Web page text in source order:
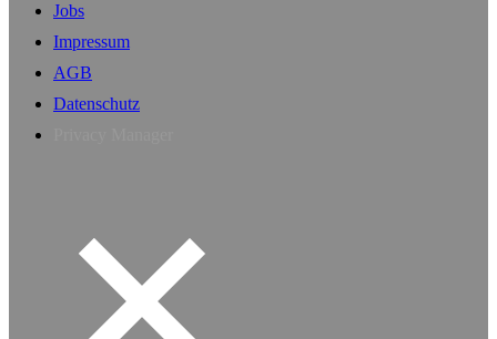
Jobs
Impressum
AGB
Datenschutz